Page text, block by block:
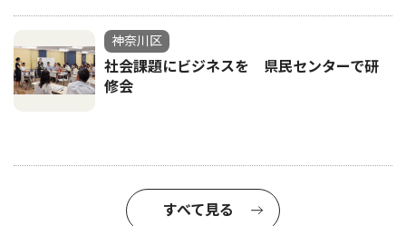
神奈川区
社会課題にビジネスを 県民センターで研
修会
すべて見る